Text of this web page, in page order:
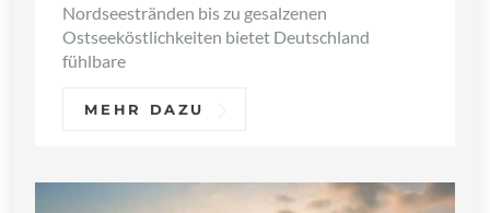
Nordseestränden bis zu gesalzenen
Ostseeköstlichkeiten bietet Deutschland
fühlbare
MEHR DAZU